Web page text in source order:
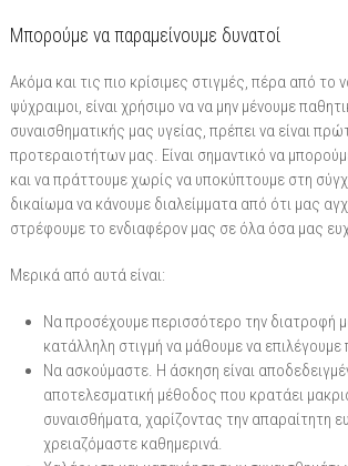
Μπορούμε να παραμείνουμε δυνατοί
Ακόμα και τις πιο κρίσιμες στιγμές, πέρα από το
ψύχραιμοι, είναι χρήσιμο να να μην μένουμε
συναισθηματικής μας υγείας, πρέπει να είναι
προτεραιοτήτων μας. Είναι σημαντικό να
και να πράττουμε χωρίς να υποκύπτουμε στη
δικαίωμα να κάνουμε διαλείμματα από ότι μας
στρέφουμε το ενδιαφέρον μας σε όλα όσα μας
Μερικά από αυτά είναι:
Να προσέχουμε περισσότερο την διατροφή
κατάλληλη στιγμή να μάθουμε να
Να ασκούμαστε. Η άσκηση είναι
αποτελεσματική μέθοδος που κρατάει
συναισθήματα, χαρίζοντας την απαραίτητη
χρειαζόμαστε καθημερινά.